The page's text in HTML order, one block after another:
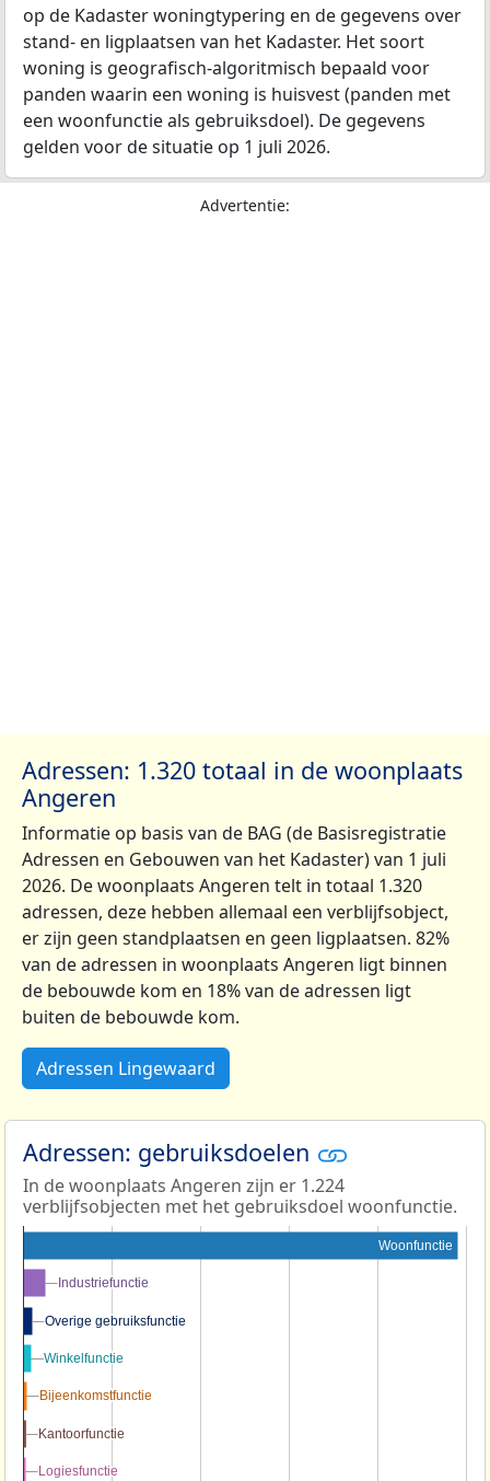
op de Kadaster woningtypering en de gegevens over
stand- en ligplaatsen van het Kadaster. Het soort
woning is geografisch-algoritmisch bepaald voor
panden waarin een woning is huisvest (panden met
een woonfunctie als gebruiksdoel). De gegevens
gelden voor de situatie op 1 juli 2026.
Advertentie:
Adressen: 1.320 totaal in de woonplaats
Angeren
Informatie op basis van de BAG (de Basisregistratie
Adressen en Gebouwen van het Kadaster) van 1 juli
2026. De woonplaats Angeren telt in totaal 1.320
adressen, deze hebben allemaal een verblijfsobject,
er zijn geen standplaatsen en geen ligplaatsen. 82%
van de adressen in woonplaats Angeren ligt binnen
de bebouwde kom en 18% van de adressen ligt
buiten de bebouwde kom.
Adressen Lingewaard
Adressen: gebruiksdoelen
In de woonplaats Angeren zijn er 1.224
verblijfsobjecten met het gebruiksdoel woonfunctie.
Woonfunctie
Industriefunctie
Industriefunctie
Overige gebruiksfunctie
Overige gebruiksfunctie
Winkelfunctie
Winkelfunctie
Bijeenkomstfunctie
Bijeenkomstfunctie
Kantoorfunctie
Kantoorfunctie
Logiesfunctie
Logiesfunctie